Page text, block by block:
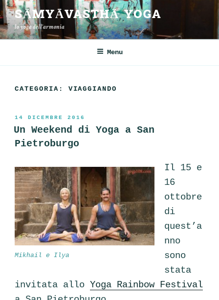
Salta
al
contenuto
SĀMYĀVASTHĀ YOGA
lo yoga dell'armonia
Menu
CATEGORIA: VIAGGIANDO
PUBBLICATO
IL
14 DICEMBRE 2016
Un Weekend di Yoga a San
Pietroburgo
Mikhail e Ilya
Il 15 e
16
ottobre
di
quest’a
nno
sono
stata
invitata allo Yoga Rainbow Festival